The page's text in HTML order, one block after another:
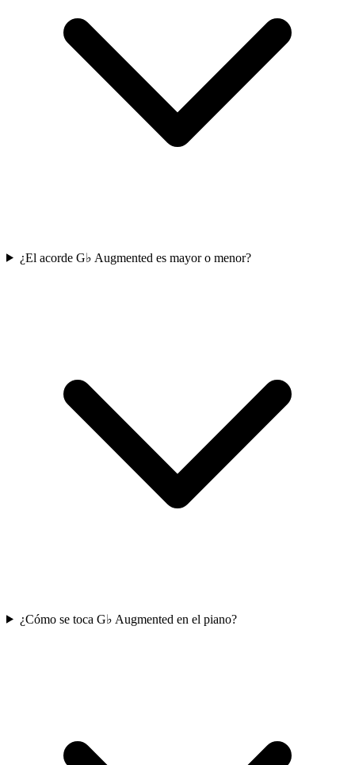
¿El acorde G♭ Augmented es mayor o menor?
¿Cómo se toca G♭ Augmented en el piano?